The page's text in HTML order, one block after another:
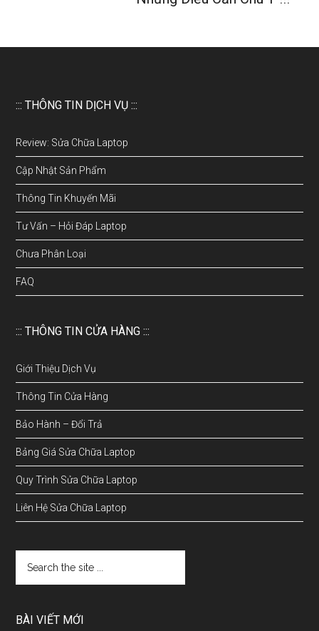
::: THÔNG TIN DỊCH VỤ :::
Review: Sửa Chữa Laptop
Cập Nhật Sản Phẩm
Thông Tin Khuyến Mãi
Tư Vấn – Hỏi Đáp Laptop
Chưa Phân Loại
FAQ
::: THÔNG TIN CỬA HÀNG :::
Giới Thiệu Dịch Vụ
Thông Tin Cửa Hàng
Bảo Hành – Đổi Trả
Bảng Giá Sửa Chữa Laptop
Quy Trình Sửa Chữa Laptop
Liên Hệ Sửa Chữa Laptop
BÀI VIẾT MỚI